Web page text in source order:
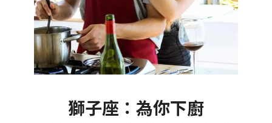
獅子座：為你下廚